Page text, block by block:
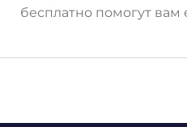
бесплатно помогут вам